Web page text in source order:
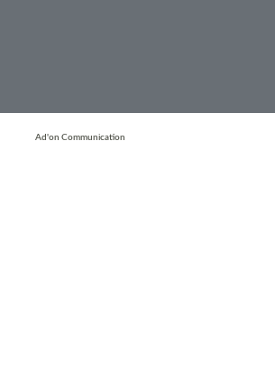
Ad'on Communication